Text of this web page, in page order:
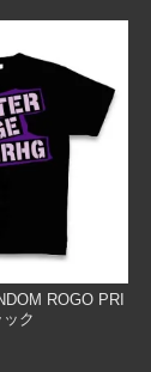
ROGO PRI
ク